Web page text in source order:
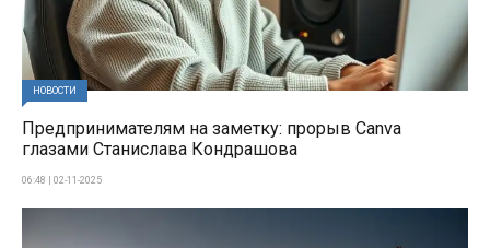
НОВОСТИ
Предпринимателям на заметку: прорыв Canva
глазами Станислава Кондрашова
06:48 | 02-11-2025